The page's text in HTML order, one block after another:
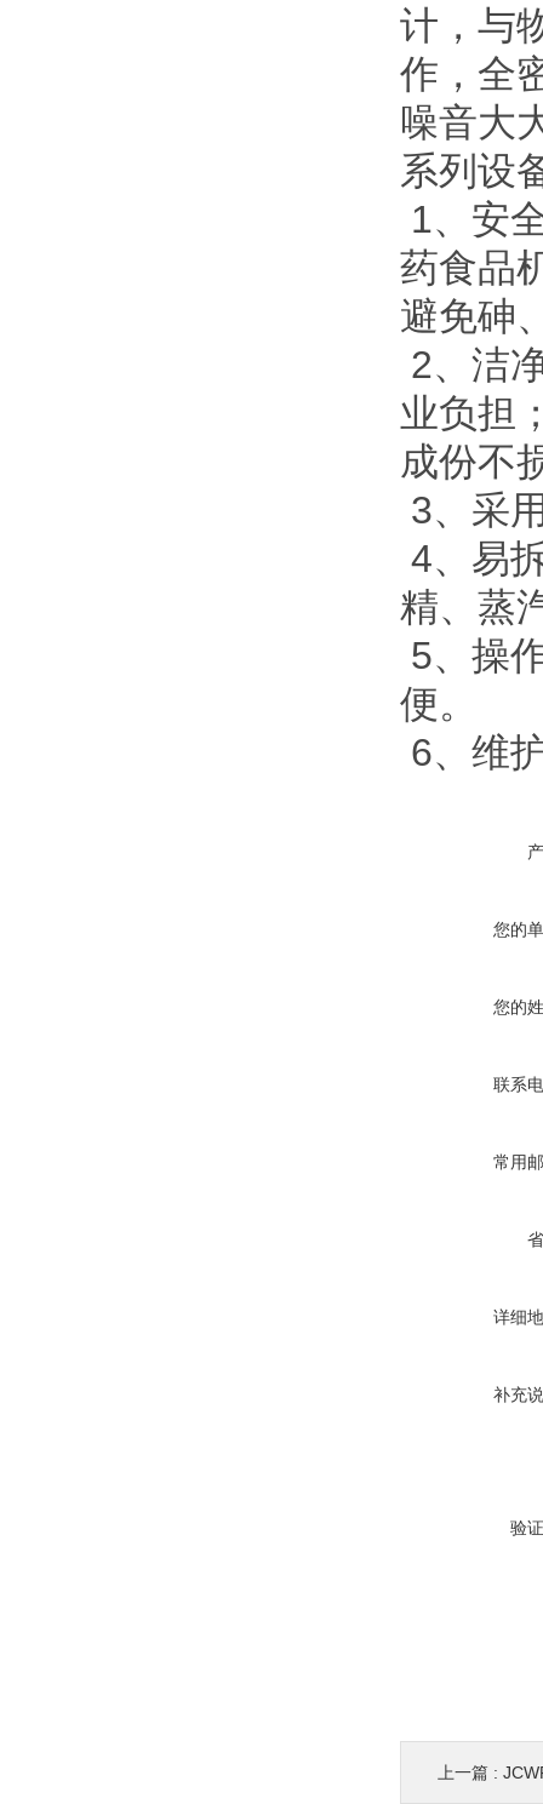
计，与
作，全
噪音大
系列设
1、安
药食品
避免砷
2、洁
业负担
成份不
3、采
4、易
精、蒸
5、操
便。
6、维
您的
您的
联系
常用
详细
补充
验
上一篇 :